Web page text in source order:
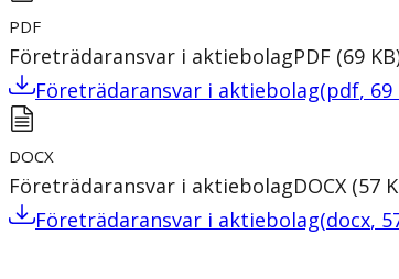
PDF
Företrädaransvar i aktiebolagPDF (69 KB
Företrädaransvar i aktiebolag(pdf, 69
DOCX
Företrädaransvar i aktiebolagDOCX (57
Företrädaransvar i aktiebolag(docx,